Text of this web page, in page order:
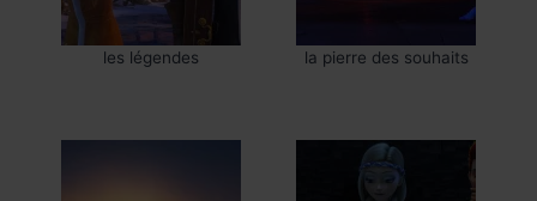
les légendes la pierre des souhaits